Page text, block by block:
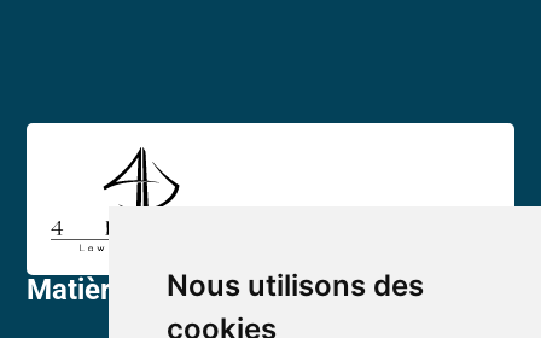
Nous utilisons des
cookies
Matières
Droit immobilier